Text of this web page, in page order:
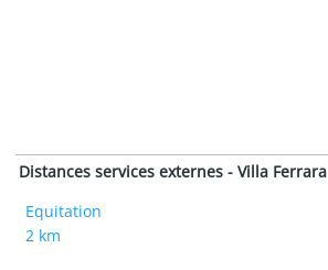
Distances services externes - Villa Ferrara
Equitation
2 km